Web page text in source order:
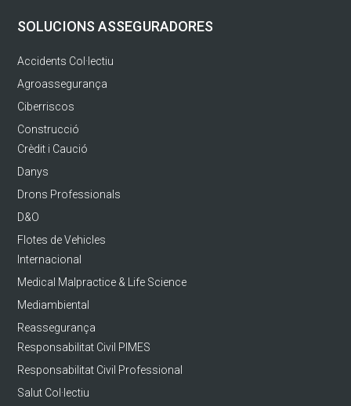
SOLUCIONS ASSEGURADORES
Accidents Col·lectiu
Agroassegurança
Ciberriscos
Construcció
Crèdit i Caució
Danys
Drons Professionals
D&O
Flotes de Vehicles
Internacional
Medical Malpractice & Life Science
Mediambiental
Reassegurança
Responsabilitat Civil PIMES
Responsabilitat Civil Professional
Salut Col·lectiu